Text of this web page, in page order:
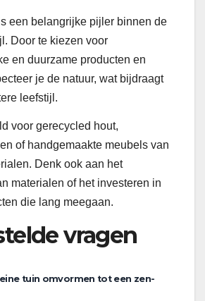
een belangrijke pijler binnen de
Door te kiezen voor
en duurzame producten en
je de natuur, wat bijdraagt
leefstijl.
voor gerecycled hout,
of handgemaakte meubels van
Denk ook aan het
materialen of het investeren in
die lang meegaan.
vragen
tuin omvormen tot een zen-